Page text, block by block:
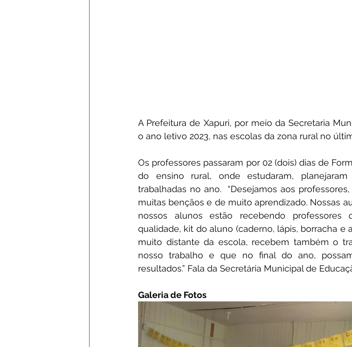
A Prefeitura de Xapuri, por meio da Secretaria
o ano letivo 2023, nas escolas da zona rural no
Os professores passaram por 02 (dois) dias de
do ensino rural, onde estudaram,
trabalhadas no ano.  “Desejamos aos
muitas bençãos e de muito aprendizado. Nossas
nossos alunos estão recebendo professores
qualidade, kit do aluno (caderno, lápis, borracha e
muito distante da escola, recebem também o
nosso trabalho e que no final do ano,
resultados.” Fala da Secretária Municipal de
Galeria de Fotos